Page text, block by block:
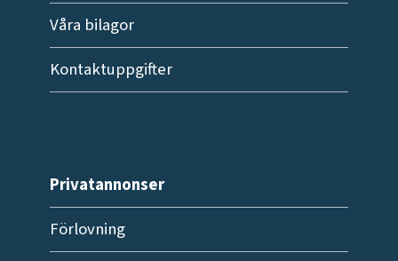
Våra bilagor
Kontaktuppgifter
Privatannonser
Förlovning